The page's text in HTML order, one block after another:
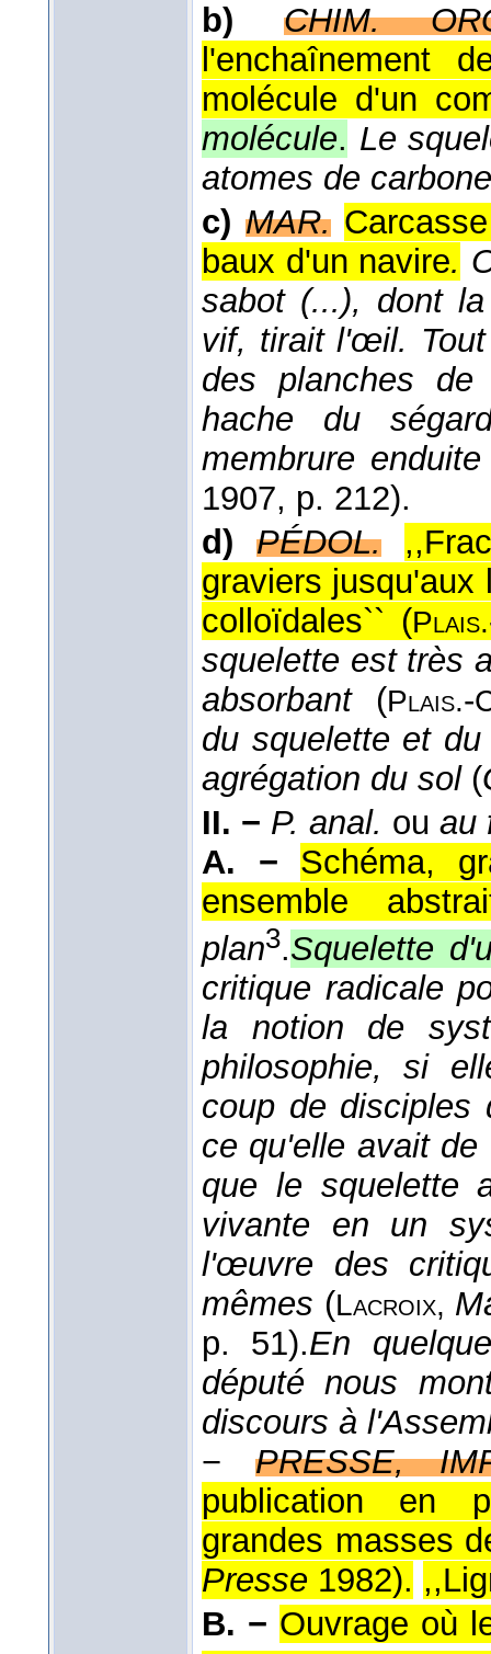
b)
CHIM.
l'enchaînement
molécule d'un
molécule. Le
atomes de carbone
c) MAR.
baux d'un navire.
sabot (...), dont
vif, tirait l'œil. Tout
des planches
hache du
membrure
1907, p. 212).
d)
PÉDOL.
graviers jusqu'aux
colloïdales`` (Plais.
squelette est très
absorbant(Plais.-
du squelette et
agrégation du sol(
II. − P. anal. ou au
A. −
Schéma,
ensemble
plan3.Squelette
critique radicale
la notion de
philosophie, si
coup de
ce qu'elle avait
que le squelette
vivante en un
l'œuvre des
mêmes (Lacroix,
p. 51).En
député nous
discours à
−PRESSE,
publication en
grandes masses
Presse 1982).
B. − Ouvrage où